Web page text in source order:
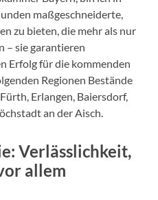
maßgeschneiderte,
zu bieten, die mehr als nur
– sie garantieren
Erfolg für die kommenden
Regionen Bestände
Erlangen, Baiersdorf,
an der Aisch.
Verlässlichkeit,
allem